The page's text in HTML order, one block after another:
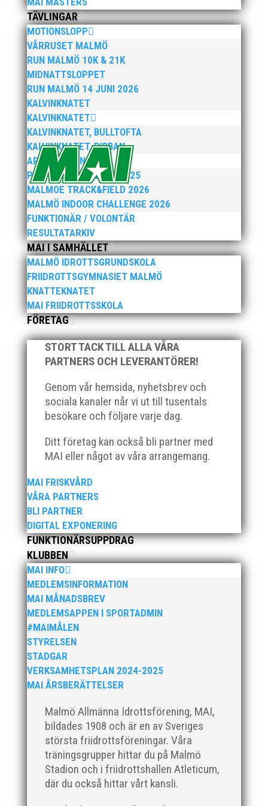
TÄVLINGAR
MOTIONSLOPP
VÅRRUSET MALMÖ
RUN MALMÖ 10K & 21K
MIDNATTSLOPPET
RUN MALMÖ 14 JUNI 2026
KALVINKNATET
KALVINKNATET
KALVINKNATET, BULLTOFTA
KALVINKNATET, RIBBAN
ARENATÄVLINGAR
PEPPARKAKSSPELEN 2025
MALMOE TRACK&FIELD 2026
MALMÖ INDOOR CHALLENGE 2026
FUNKTIONÄR / VOLONTÄR
RESULTATARKIV
MAI I SAMHÄLLET
MALMÖ IDROTTSGRUNDSKOLA
FRIIDROTTSGYMNASIET MALMÖ
KNATTEKNATET
MAI FRIIDROTTSSKOLA
FÖRETAG
STORT TACK TILL ALLA VÅRA
PARTNERS OCH LEVERANTÖRER!
Genom vår hemsida, nyhetsbrev och
sociala kanaler når vi ut till tusentals
besökare och följare varje dag.
Ditt företag kan också bli partner med
MAI eller något av våra arrangemang.
MAI FRISKVÅRD
VÅRA PARTNERS
BLI PARTNER
DIGITAL EXPONERING
FUNKTIONÄRSUPPDRAG
KLUBBEN
MAI INFO
MEDLEMSINFORMATION
MAI MÅNADSBREV
MEDLEMSAPPEN I SPORTADMIN
#MAIMÅLEN
STYRELSEN
STADGAR
VERKSAMHETSPLAN 2024-2025
MAI ÅRSBERÄTTELSER
Malmö Allmänna Idrottsförening, MAI,
bildades 1908 och är en av Sveriges
största friidrottsföreningar. Våra
träningsgrupper hittar du på Malmö
Stadion och i friidrottshallen Atleticum,
där du också hittar vårt kansli.
Publicerat tidigare
Bilder från Stafett-SM 2026. Foto: Thomas
Leandersson Fler bilder från MAI:s Årsmöte
2026
Anders Hallström, 55, blir ny klubbchef i MAI.
Han börjar sin anställning den 13 april. Anders
har ett brett idrottsintresse och har bland
annat fungerat som tränare inom hockeyn i
Trelleborg och fotbollen i Höllviken tidigare. I
fortsättningen blir det dock friidrott...
Efter att årsmötet avslutats följde en kväll med
stipendieutdelning, mat och underhållning.
Bilder från denna del hittar ni i länken nedan.
Stort tack till Bengt Bendéus som möjliggjorde
och generöst finansierade denna del av
kvällen. Fler bilder från MAI:s Årsmöte...
2025 innebar något av ett internationellt
genombrott för MAI:s kulstötare Wictor
Petersson. Året gav svenskt rekord, EM-silver
inomhus, dessutom sexa på VM inomhus och
elva på VM ute i somras. Och en stark tro på
framtiden efter några motiga år när inte så
mycket hänt...